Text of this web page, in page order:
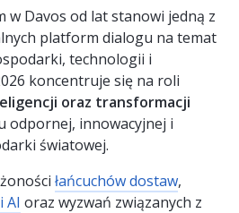
w Davos od lat stanowi jedną z
platform dialogu na temat
technologii i
koncentruje się na roli
oraz transformacji
odpornej, innowacyjnej i
światowej.
łańcuchów dostaw,
AI oraz wyzwań związanych z